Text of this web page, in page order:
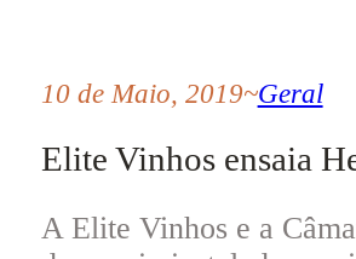
10 de Maio, 2019~Geral
Elite Vinhos ensaia
A Elite Vinhos e a